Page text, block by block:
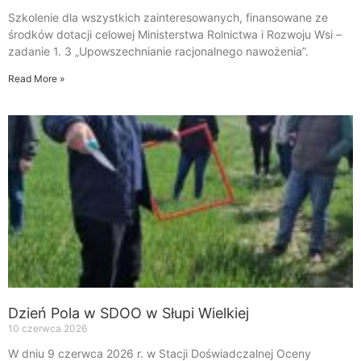
Szkolenie dla wszystkich zainteresowanych, finansowane ze
środków dotacji celowej Ministerstwa Rolnictwa i Rozwoju Wsi –
zadanie 1. 3 „Upowszechnianie racjonalnego nawożenia”.
Read More »
Dzień Pola w SDOO w Słupi Wielkiej
10 czerwca 2026
W dniu 9 czerwca 2026 r. w Stacji Doświadczalnej Oceny